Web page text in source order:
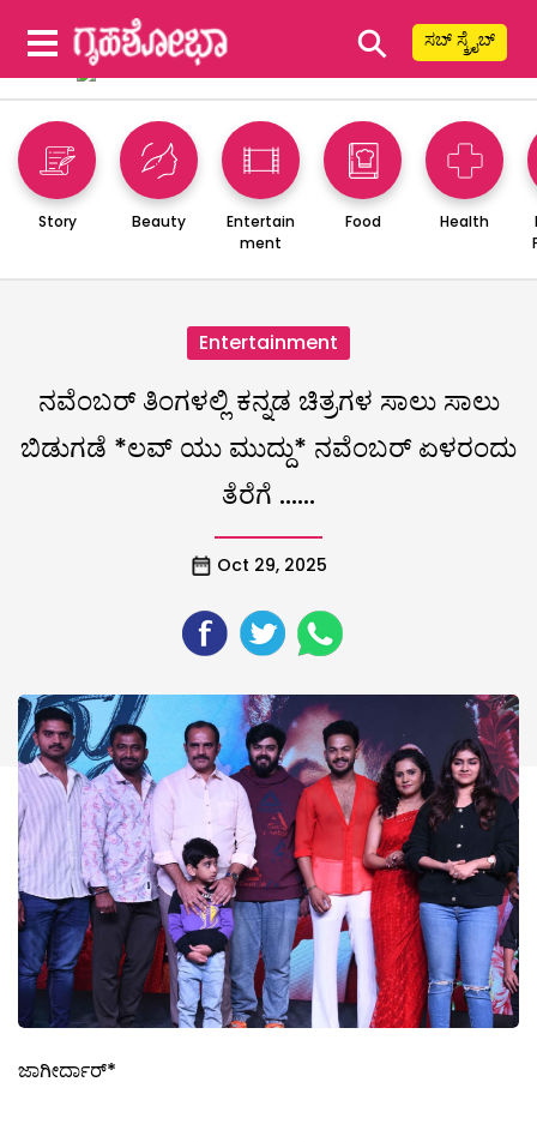
⚲ ಸಬ್ ಸ್ಕ್ರೈಬ್
Story Beauty
Entertain
ment
Food Health
Entertainment
ನವೆಂಬರ್ ತಿಂಗಳಲ್ಲಿ ಕನ್ನಡ ಚಿತ್ರಗಳ ಸಾಲು ಸಾಲು
ಬಿಡುಗಡೆ *ಲವ್ ಯು ಮುದ್ದು* ನವೆಂಬರ್ ಏಳರಂದು
ತೆರೆಗೆ ……
Oct 29, 2025
ಜಾಗೀರ್ದಾರ್*